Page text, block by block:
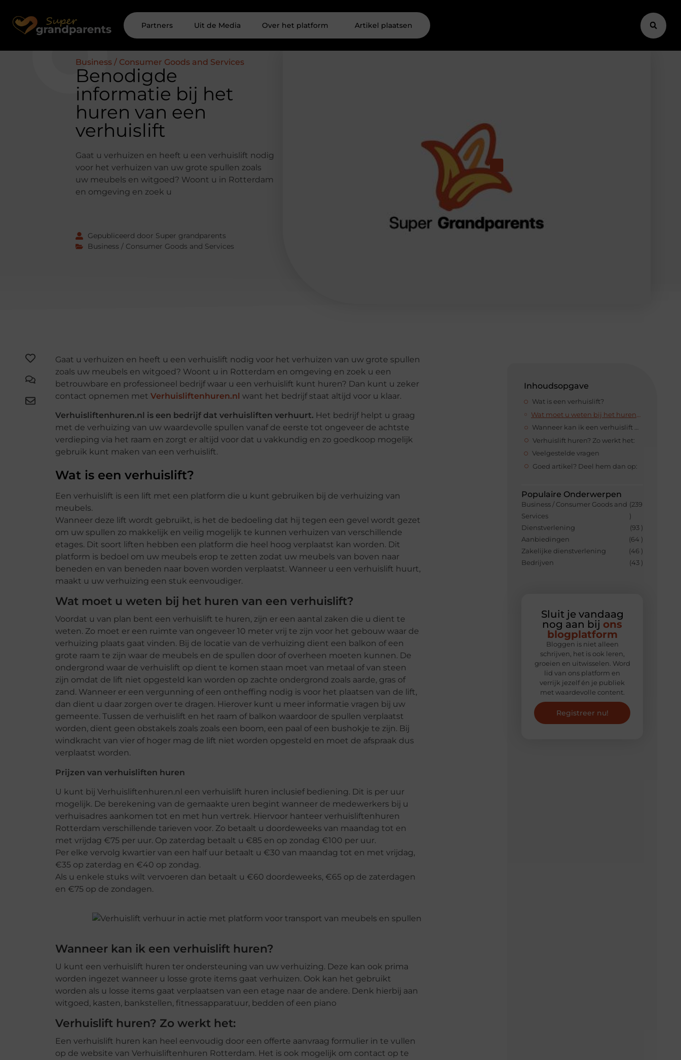
Partners Uit de Media Over het platform Artikel plaatsen
Business / Consumer Goods and Services
Benodigde
informatie bij het
huren van een
verhuislift
Gaat u verhuizen en heeft u een verhuislift nodig
voor het verhuizen van uw grote spullen zoals
uw meubels en witgoed? Woont u in Rotterdam
en omgeving en zoek u
Gepubliceerd door Super grandparents
Business / Consumer Goods and Services
Inhoudsopgave
Wat is een verhuislift?
Wanneer kan ik een verhuislift huren?
Verhuislift huren? Zo werkt het:
Veelgestelde vragen
Goed artikel? Deel hem dan op:
Populaire Onderwerpen
Business / Consumer Goods and
Services
(239
)
Dienstverlening
(93 )
Aanbiedingen
(64 )
Zakelijke dienstverlening
(46 )
Bedrijven
(43 )
Sluit je vandaag
nog aan bij ons
blogplatform
Bloggen is niet alleen
schrijven, het is ook leren,
groeien en uitwisselen. Word
lid van ons platform en
verrijk jezelf én je publiek
met waardevolle content.
Registreer nu!
Gaat u verhuizen en heeft u een verhuislift nodig voor het verhuizen van uw grote spullen
zoals uw meubels en witgoed? Woont u in Rotterdam en omgeving en zoek u een
betrouwbare en professioneel bedrijf waar u een verhuislift kunt huren? Dan kunt u zeker
contact opnemen metVerhuisliftenhuren.nl want het bedrijf staat altijd voor u klaar.
Verhuisliftenhuren.nl is een bedrijf dat verhuisliften verhuurt. Het bedrijf helpt u graag
met de verhuizing van uw waardevolle spullen vanaf de eerste tot ongeveer de achtste
verdieping via het raam en zorgt er altijd voor dat u vakkundig en zo goedkoop mogelijk
gebruik kunt maken van een verhuislift.
Wat is een verhuislift?
Een verhuislift is een lift met een platform die u kunt gebruiken bij de verhuizing van
meubels.
Wanneer deze lift wordt gebruikt, is het de bedoeling dat hij tegen een gevel wordt gezet
om uw spullen zo makkelijk en veilig mogelijk te kunnen verhuizen van verschillende
etages. Dit soort liften hebben een platform die heel hoog verplaatst kan worden. Dit
platform is bedoel om uw meubels erop te zetten zodat uw meubels van boven naar
beneden en van beneden naar boven worden verplaatst. Wanneer u een verhuislift huurt,
maakt u uw verhuizing een stuk eenvoudiger.
Wat moet u weten bij het huren van een verhuislift?
Voordat u van plan bent een verhuislift te huren, zijn er een aantal zaken die u dient te
weten. Zo moet er een ruimte van ongeveer 10 meter vrij te zijn voor het gebouw waar de
verhuizing plaats gaat vinden. Bij de locatie van de verhuizing dient een balkon of een
grote raam te zijn waar de meubels en de spullen door of overheen moeten kunnen. De
ondergrond waar de verhuislift op dient te komen staan moet van metaal of van steen
zijn omdat de lift niet opgesteld kan worden op zachte ondergrond zoals aarde, gras of
zand. Wanneer er een vergunning of een ontheffing nodig is voor het plaatsen van de lift,
dan dient u daar zorgen over te dragen. Hierover kunt u meer informatie vragen bij uw
gemeente. Tussen de verhuislift en het raam of balkon waardoor de spullen verplaatst
worden, dient geen obstakels zoals zoals een boom, een paal of een bushokje te zijn. Bij
windkracht van vier of hoger mag de lift niet worden opgesteld en moet de afspraak dus
verplaatst worden.
Prijzen van verhuisliften huren
U kunt bij Verhuisliftenhuren.nl een verhuislift huren inclusief bediening. Dit is per uur
mogelijk. De berekening van de gemaakte uren begint wanneer de medewerkers bij u
verhuisadres aankomen tot en met hun vertrek. Hiervoor hanteer verhuisliftenhuren
Rotterdam verschillende tarieven voor. Zo betaalt u doordeweeks van maandag tot en
met vrijdag €75 per uur. Op zaterdag betaalt u €85 en op zondag €100 per uur.
Per elke vervolg kwartier van een half uur betaalt u €30 van maandag tot en met vrijdag,
€35 op zaterdag en €40 op zondag.
Als u enkele stuks wilt vervoeren dan betaalt u €60 doordeweeks, €65 op de zaterdagen
en €75 op de zondagen.
Wanneer kan ik een verhuislift huren?
U kunt een verhuislift huren ter ondersteuning van uw verhuizing. Deze kan ook prima
worden ingezet wanneer u losse grote items gaat verhuizen. Ook kan het gebruikt
worden als u losse items gaat verplaatsen van een etage naar de andere. Denk hierbij aan
witgoed, kasten, bankstellen, fitnessapparatuur, bedden of een piano
Verhuislift huren? Zo werkt het:
Een verhuislift huren kan heel eenvoudig door een offerte aanvraag formulier in te vullen
op de website van Verhuisliftenhuren Rotterdam. Het is ook mogelijk om contact op te